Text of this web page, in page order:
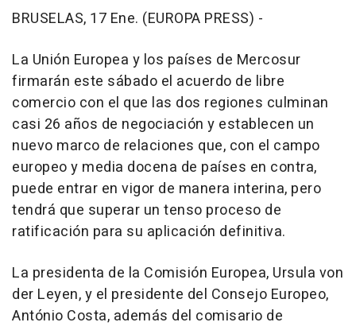
BRUSELAS, 17 Ene. (EUROPA PRESS) -
La Unión Europea y los países de Mercosur
firmarán este sábado el acuerdo de libre
comercio con el que las dos regiones culminan
casi 26 años de negociación y establecen un
nuevo marco de relaciones que, con el campo
europeo y media docena de países en contra,
puede entrar en vigor de manera interina, pero
tendrá que superar un tenso proceso de
ratificación para su aplicación definitiva.
La presidenta de la Comisión Europea, Ursula von
der Leyen, y el presidente del Consejo Europeo,
António Costa, además del comisario de